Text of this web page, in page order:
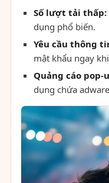
Số lượt tải thấp:
dụng phổ biến.
Yêu cầu thông
mật khẩu ngay
Quảng cáo pop-
dụng chứa